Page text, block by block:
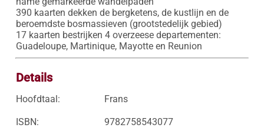
390 kaarten dekken de bergketens, de kustlijn en de
beroemdste bosmassieven (grootstedelijk gebied)
17 kaarten bestrijken 4 overzeese departementen:
Guadeloupe, Martinique, Mayotte en Reunion
Details
Hoofdtaal: Frans
ISBN: 9782758543077